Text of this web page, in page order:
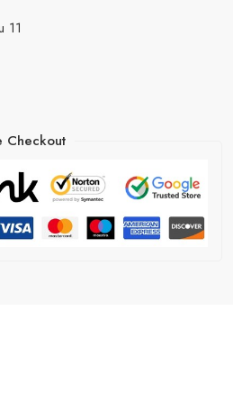
11
Checkout